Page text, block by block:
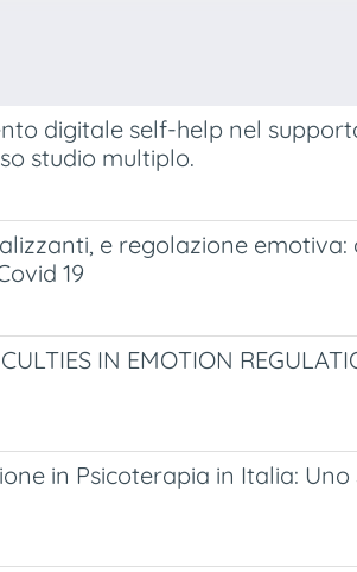
digitale self-help nel
studio multiplo.
e regolazione
19
IN EMOTION
in Psicoterapia in Italia: Uno